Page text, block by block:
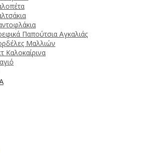
Παπούτσια Αγκαλιάς
Μαλλιών
Καλοκαίρινα